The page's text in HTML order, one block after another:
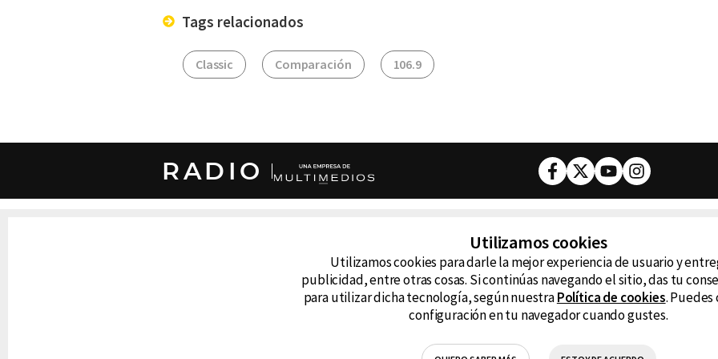
Tags relacionados
Classic Comparación 106.9
RADIO Facebook
TwitterYoutubeInstagram
cualquier medio electrónico o magnético.
D99
La Caliente
RG Deportiva
Utilizamos cookies
Utilizamos cookies para darle la mejor experiencia de usuario y
publicidad, entre otras cosas. Si continúas navegando el sitio, das tu
para utilizar dicha tecnología, según nuestraPolítica de cookies. Puedes
configuración en tu navegador cuando gustes.